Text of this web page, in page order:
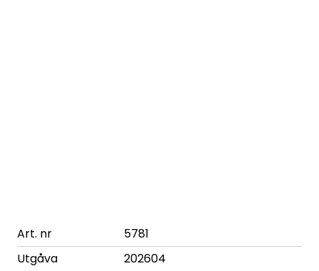
Art. nr
5781
Utgåva
202604